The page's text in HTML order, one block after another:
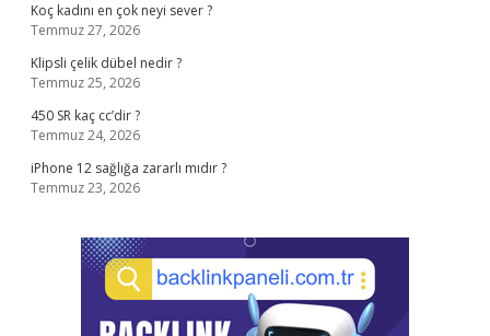
Koç kadını en çok neyi sever ?
Temmuz 27, 2026
Klipsli çelik dübel nedir ?
Temmuz 25, 2026
450 SR kaç cc’dir ?
Temmuz 24, 2026
iPhone 12 sağlığa zararlı mıdır ?
Temmuz 23, 2026